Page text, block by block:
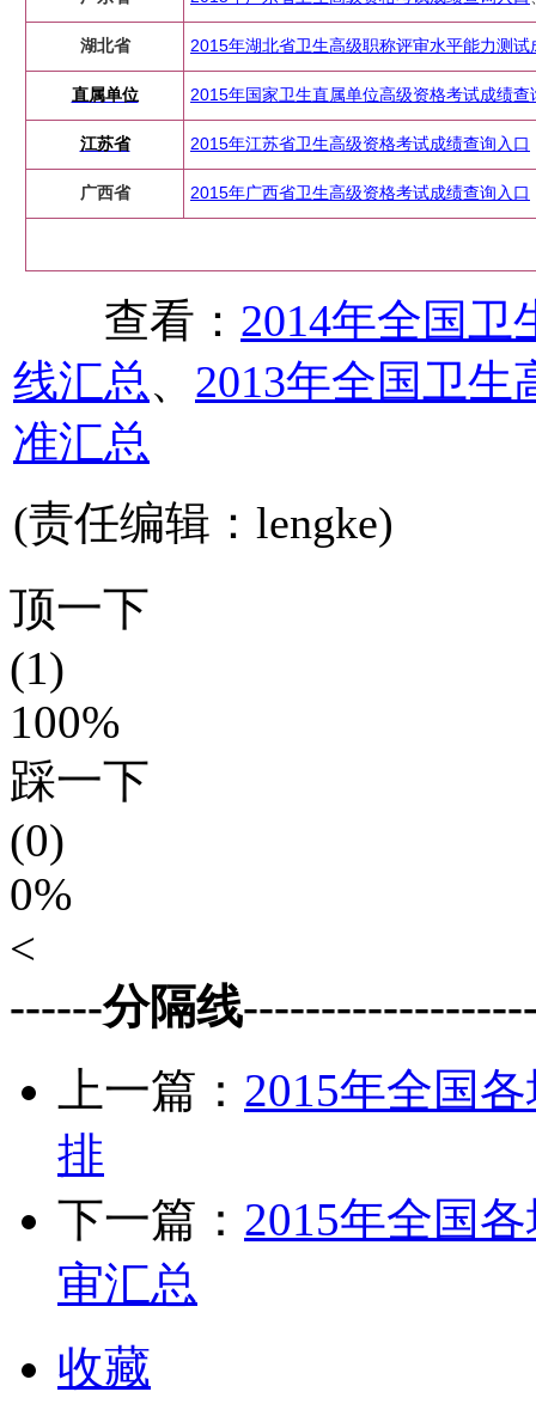
湖北省 2015年湖北省卫生高级职称评审水平能力测试
直属单位 2015年国家卫生直属单位高级资格考试成绩查
江苏省 2015年江苏省卫生高级资格考试成绩查询入口
广西省 2015年广西省卫生高级资格考试成绩查询入口
查看： 2014年全国
线汇总、 2013年全国卫
准汇总
(责任编辑：lengke)
顶一下
(1)
100%
踩一下
(0)
0%
<
------分隔线
上一篇： 2015年全国
排
下一篇： 2015年全国
审汇总
收藏